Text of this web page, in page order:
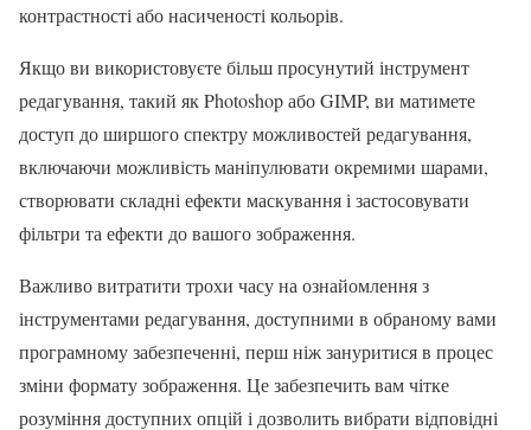
контрастності або насиченості кольорів.
Якщо ви використовуєте більш просунутий інструмент
редагування, такий як Photoshop або GIMP, ви матимете
доступ до ширшого спектру можливостей редагування,
включаючи можливість маніпулювати окремими шарами,
створювати складні ефекти маскування і застосовувати
фільтри та ефекти до вашого зображення.
Важливо витратити трохи часу на ознайомлення з
інструментами редагування, доступними в обраному вами
програмному забезпеченні, перш ніж зануритися в процес
зміни формату зображення. Це забезпечить вам чітке
розуміння доступних опцій і дозволить вибрати відповідні